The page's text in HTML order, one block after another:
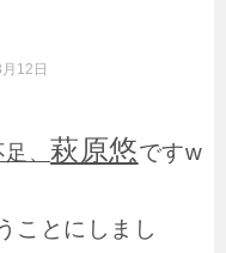
12日
、 萩原悠ですw
ことにしまし